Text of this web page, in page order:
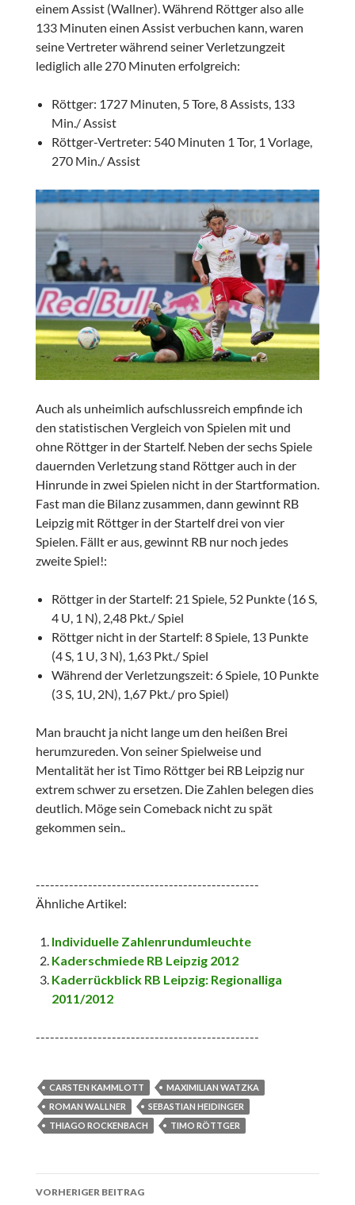
einem Assist (Wallner). Während Röttger also alle
133 Minuten einen Assist verbuchen kann, waren
seine Vertreter während seiner Verletzungzeit
lediglich alle 270 Minuten erfolgreich:
Röttger: 1727 Minuten, 5 Tore, 8 Assists, 133
Min./ Assist
Röttger-Vertreter: 540 Minuten 1 Tor, 1 Vorlage,
270 Min./ Assist
Auch als unheimlich aufschlussreich empfinde ich
den statistischen Vergleich von Spielen mit und
ohne Röttger in der Startelf. Neben der sechs Spiele
dauernden Verletzung stand Röttger auch in der
Hinrunde in zwei Spielen nicht in der Startformation.
Fast man die Bilanz zusammen, dann gewinnt RB
Leipzig mit Röttger in der Startelf drei von vier
Spielen. Fällt er aus, gewinnt RB nur noch jedes
zweite Spiel!:
Röttger in der Startelf: 21 Spiele, 52 Punkte (16 S,
4 U, 1 N), 2,48 Pkt./ Spiel
Röttger nicht in der Startelf: 8 Spiele, 13 Punkte
(4 S, 1 U, 3 N), 1,63 Pkt./ Spiel
Während der Verletzungszeit: 6 Spiele, 10 Punkte
(3 S, 1U, 2N), 1,67 Pkt./ pro Spiel)
Man braucht ja nicht lange um den heißen Brei
herumzureden. Von seiner Spielweise und
Mentalität her ist Timo Röttger bei RB Leipzig nur
extrem schwer zu ersetzen. Die Zahlen belegen dies
deutlich. Möge sein Comeback nicht zu spät
gekommen sein..
-----------------------------------------------
Ähnliche Artikel:
Individuelle Zahlenrundumleuchte
Kaderschmiede RB Leipzig 2012
Kaderrückblick RB Leipzig: Regionalliga
2011/2012
-----------------------------------------------
CARSTEN KAMMLOTT
MAXIMILIAN WATZKA
ROMAN WALLNER
SEBASTIAN HEIDINGER
THIAGO ROCKENBACH
TIMO RÖTTGER
Beitrags-
VORHERIGER BEITRAG